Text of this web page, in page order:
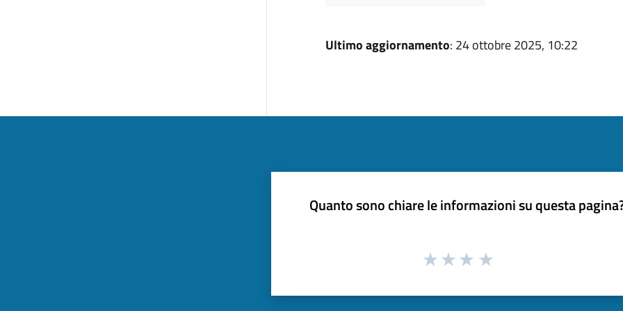
Ultimo aggiornamento: 24 ottobre 2025, 10:22
Quanto sono chiare le informazioni su questa